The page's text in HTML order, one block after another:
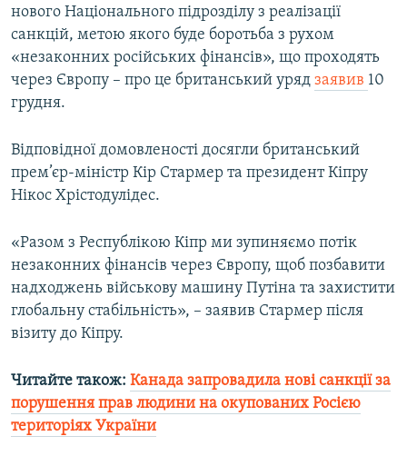
Усі сайти RFE/RL
нового Національного підрозділу з реалізації
санкцій, метою якого буде боротьба з рухом
«незаконних російських фінансів», що проходять
через Європу – про це британський уряд заявив 10
грудня.
Відповідної домовленості досягли британський
прем’єр-міністр Кір Стармер та президент Кіпру
Нікос Хрістодулідес.
«Разом з Республікою Кіпр ми зупиняємо потік
незаконних фінансів через Європу, щоб позбавити
надходжень військову машину Путіна та захистити
глобальну стабільність», – заявив Стармер після
візиту до Кіпру.
Читайте також: Канада запровадила нові санкції за
порушення прав людини на окупованих Росією
територіях України